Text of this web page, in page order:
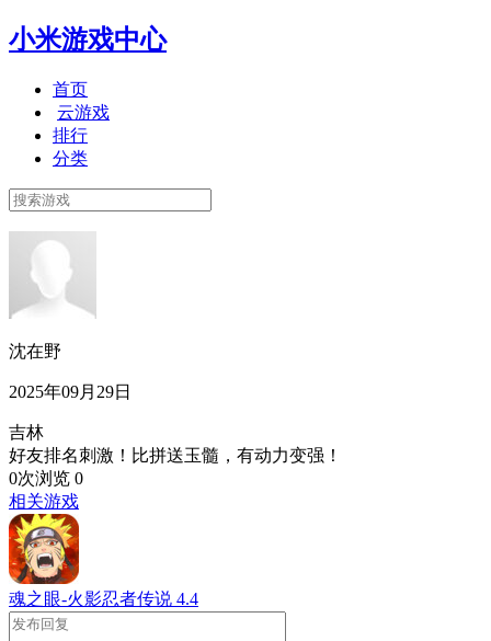
小米游戏中心
首页
云游戏
排行
分类
沈在野
2025年09月29日
吉林
好友排名刺激！比拼送玉髓，有动力变强！
0次浏览 0
相关游戏
魂之眼-火影忍者传说 4.4